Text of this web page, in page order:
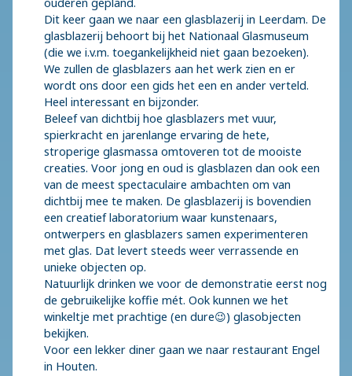
Dit keer gaan we naar een glasblazerij in Leerdam. De
glasblazerij behoort bij het Nationaal Glasmuseum
(die we i.v.m. toegankelijkheid niet gaan bezoeken).
We zullen de glasblazers aan het werk zien en er
wordt ons door een gids het een en ander verteld.
Heel interessant en bijzonder.
Beleef van dichtbij hoe glasblazers met vuur,
spierkracht en jarenlange ervaring de hete,
stroperige glasmassa omtoveren tot de mooiste
creaties. Voor jong en oud is glasblazen dan ook een
van de meest spectaculaire ambachten om van
dichtbij mee te maken. De glasblazerij is bovendien
een creatief laboratorium waar kunstenaars,
ontwerpers en glasblazers samen experimenteren
met glas. Dat levert steeds weer verrassende en
unieke objecten op.
Natuurlijk drinken we voor de demonstratie eerst nog
de gebruikelijke koffie mét. Ook kunnen we het
winkeltje met prachtige (en dure😉) glasobjecten
bekijken.
Voor een lekker diner gaan we naar restaurant Engel
in Houten.